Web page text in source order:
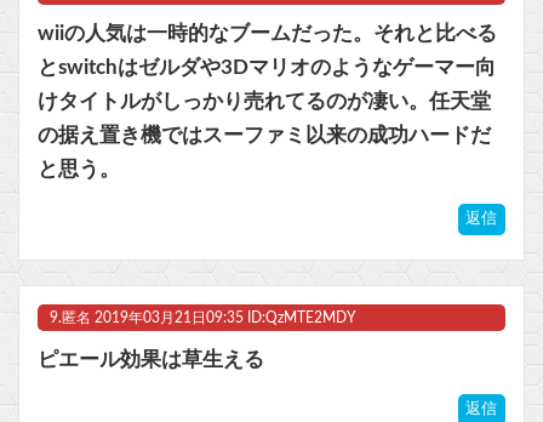
wiiの人気は一時的なブームだった。それと比べる
とswitchはゼルダや3Dマリオのようなゲーマー向
けタイトルがしっかり売れてるのが凄い。任天堂
の据え置き機ではスーファミ以来の成功ハードだ
と思う。
返信
9. 匿名 2019年03月21日09:35 ID:QzMTE2MDY
ピエール効果は草生える
返信